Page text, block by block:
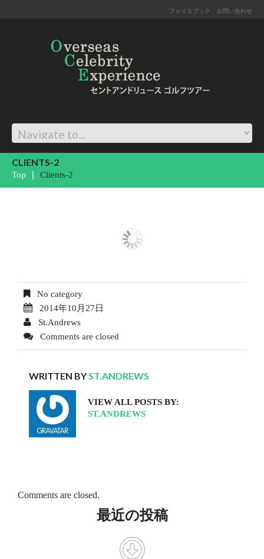
フェイスブック お問い合わせ
CLIENTS-2
Top Clients-2
No category
2014年10月27日
St.Andrews
Comments are closed
WRITTEN BYST.ANDREWS
VIEW ALL POSTS BY:
ST.ANDREWS
Comments are closed.
最近の投稿